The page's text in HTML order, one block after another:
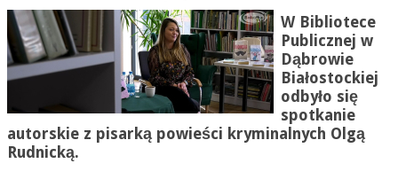
W Bibliotece
Publicznej w
Dąbrowie
Białostockiej
odbyło się
spotkanie
autorskie z pisarką powieści kryminalnych Olgą
Rudnicką.